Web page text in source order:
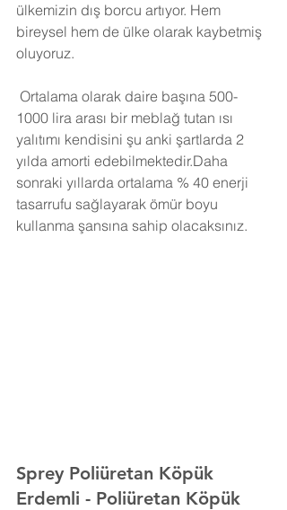
ülkemizin dış borcu artıyor. Hem
bireysel hem de ülke olarak kaybetmiş
oluyoruz.
Ortalama olarak daire başına 500-
1000 lira arası bir meblağ tutan ısı
yalıtımı kendisini şu anki şartlarda 2
yılda amorti edebilmektedir.Daha
sonraki yıllarda ortalama % 40 enerji
tasarrufu sağlayarak ömür boyu
kullanma şansına sahip olacaksınız.
Sprey Poliüretan Köpük
Erdemli - Poliüretan Köpük